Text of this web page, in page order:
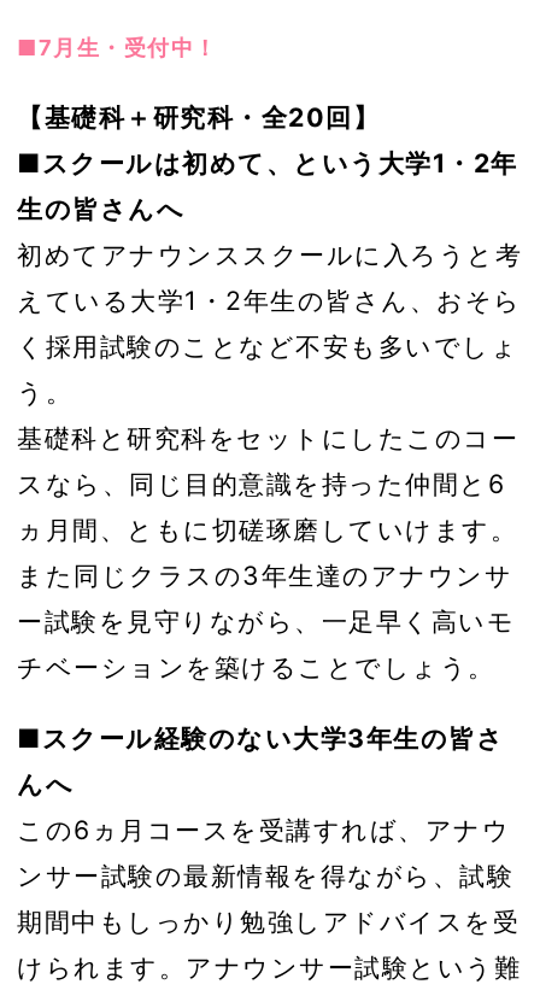
■7月生・受付中！
【基礎科＋研究科・全20回】
■スクールは初めて、という大学1・2年
生の皆さんへ
初めてアナウンススクールに入ろうと考
えている大学1・2年生の皆さん、おそら
く採用試験のことなど不安も多いでしょ
う。
基礎科と研究科をセットにしたこのコー
スなら、同じ目的意識を持った仲間と6
ヵ月間、ともに切磋琢磨していけます。
また同じクラスの3年生達のアナウンサ
ー試験を見守りながら、一足早く高いモ
チベーションを築けることでしょう。
■スクール経験のない大学3年生の皆さ
んへ
この6ヵ月コースを受講すれば、アナウ
ンサー試験の最新情報を得ながら、試験
期間中もしっかり勉強しアドバイスを受
けられます。アナウンサー試験という難